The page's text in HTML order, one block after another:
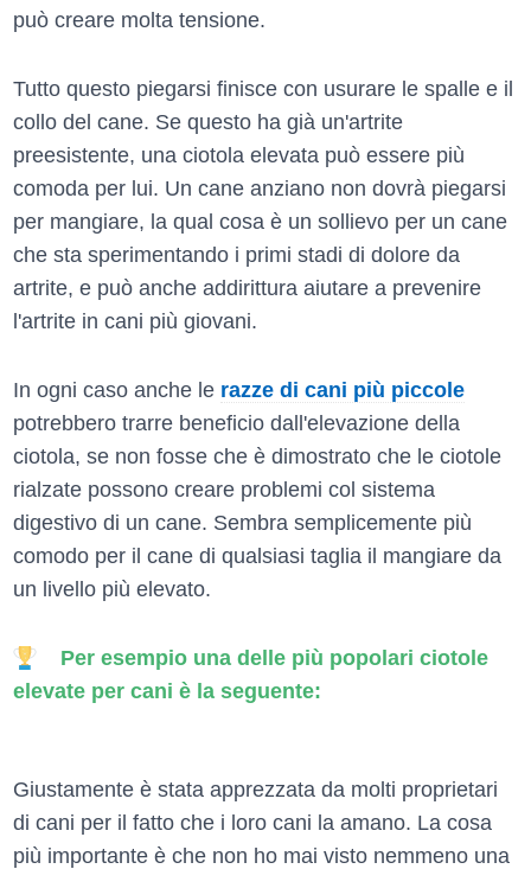
può creare molta tensione.
Tutto questo piegarsi finisce con usurare le spalle e il
collo del cane. Se questo ha già un'artrite
preesistente, una ciotola elevata può essere più
comoda per lui. Un cane anziano non dovrà piegarsi
per mangiare, la qual cosa è un sollievo per un cane
che sta sperimentando i primi stadi di dolore da
artrite, e può anche addirittura aiutare a prevenire
l'artrite in cani più giovani.
In ogni caso anche le razze di cani più piccole
potrebbero trarre beneficio dall'elevazione della
ciotola, se non fosse che è dimostrato che le ciotole
rialzate possono creare problemi col sistema
digestivo di un cane. Sembra semplicemente più
comodo per il cane di qualsiasi taglia il mangiare da
un livello più elevato.
Per esempio una delle più popolari ciotole
elevate per cani è la seguente:
Giustamente è stata apprezzata da molti proprietari
di cani per il fatto che i loro cani la amano. La cosa
più importante è che non ho mai visto nemmeno una